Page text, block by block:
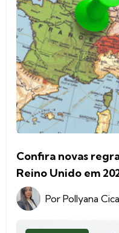
Confira novas
Reino Unido em
Por Pollyana